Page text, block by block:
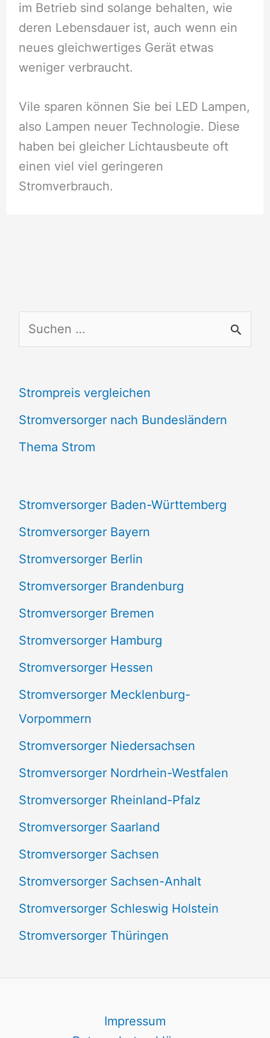
im Betrieb sind solange behalten, wie
deren Lebensdauer ist, auch wenn ein
neues gleichwertiges Gerät etwas
weniger verbraucht.
Vile sparen können Sie bei LED Lampen,
also Lampen neuer Technologie. Diese
haben bei gleicher Lichtausbeute oft
einen viel viel geringeren
Stromverbrauch.
u
h
e
n
h
:
Strompreis vergleichen
Stromversorger nach Bundesländern
Thema Strom
Stromversorger Baden-Württemberg
Stromversorger Bayern
Stromversorger Berlin
Stromversorger Brandenburg
Stromversorger Bremen
Stromversorger Hamburg
Stromversorger Hessen
Stromversorger Mecklenburg-
Vorpommern
Stromversorger Niedersachsen
Stromversorger Nordrhein-Westfalen
Stromversorger Rheinland-Pfalz
Stromversorger Saarland
Stromversorger Sachsen
Stromversorger Sachsen-Anhalt
Stromversorger Schleswig Holstein
Stromversorger Thüringen
Impressum